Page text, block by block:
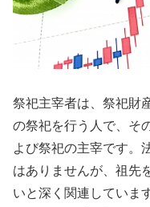
祭祀主宰者は、祭祀財
の祭祀を行う人で、そ
よび祭祀の主宰です。
はありませんが、祖先
いと深く関連していま